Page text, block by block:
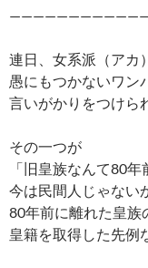
連日、女系派（アカ
愚にもつかないワン
言いがかりをつけら
その一つが
「旧皇族なんて80
今は民間人じゃない
80年前に離れた皇族
皇籍を取得した先例